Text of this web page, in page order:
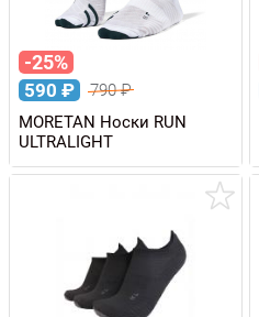
-25%
590 ₽ 790₽
MORETAN Носки RUN
ULTRALIGHT